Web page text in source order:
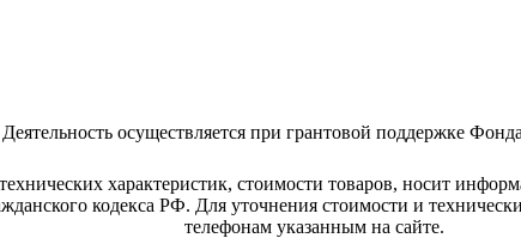
Деятельность осуществляется при грантовой поддержке
характеристик, стоимости товаров, носит
кодекса РФ. Для уточнения стоимости и
телефонам указанным на сайте.